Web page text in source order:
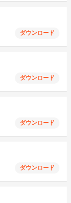
ダウンロード
ダウンロード
ダウンロード
ダウンロード